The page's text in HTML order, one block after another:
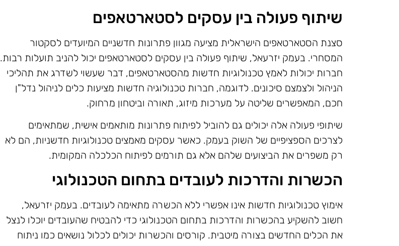
שיתוף פעולה בין עסקים לסטארטאפים
סצנת הסטארטאפים הישראלית מציעה מגוון פתרונות חדשניים המיועדים לסקטור
המסחרי. בעמק יזרעאל, שיתוף פעולה בין עסקים לסטארטאפים יכול להניב תועלות רבות.
חברות יכולות לאמץ טכנולוגיות חדשות מהסטארטאפים, דבר שעשוי לשדרג את תהליכי
הניהול ולצמצם סיכונים. לדוגמה, חברות טכנולוגיה חדשות מציעות כלים לניהול נדל"ן
חכם, המאפשרים שליטה על מערכות מיזוג, תאורה וביטחון מרחוק.
שיתופי פעולה אלה יכולים גם להוביל לפיתוח פתרונות מותאמים אישית, שמתאימים
לצרכים הספציפיים של השוק בעמק. כאשר עסקים מאמצים טכנולוגיות חדשניות, הם לא
רק משפרים את הביצועים שלהם אלא גם תורמים לפיתוח הכלכלה המקומית.
הכשרות והדרכות לעובדים בתחום הטכנולוגי
אימוץ טכנולוגיות חדשות אינו אפשרי ללא הכשרה מתאימה לעובדים. בעמק יזרעאל,
חשוב להשקיע בהכשרות והדרכות בתחום הטכנולוגי כדי להבטיח שהעובדים יוכלו לנצל
את הכלים החדשים בצורה מיטבית. קורסים והכשרות יכולים לכלול נושאים כמו ניתוח